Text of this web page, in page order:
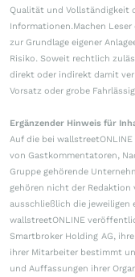
Qualität und Vollständigkeit
Informationen.Machen
zur Grundlage eigener
Risiko. Soweit rechtlich
direkt oder indirekt damit
Vorsatz oder grobe
Ergänzender Hinweis für
Auf die bei
von Gastkommentatoren,
Gruppe gehörende
gehören nicht der Redaktion
ausschließlich die
wallstreetONLINE
Smartbroker Holding AG,
ihrer Mitarbeiter bestimmt
und Auffassungen ihrer